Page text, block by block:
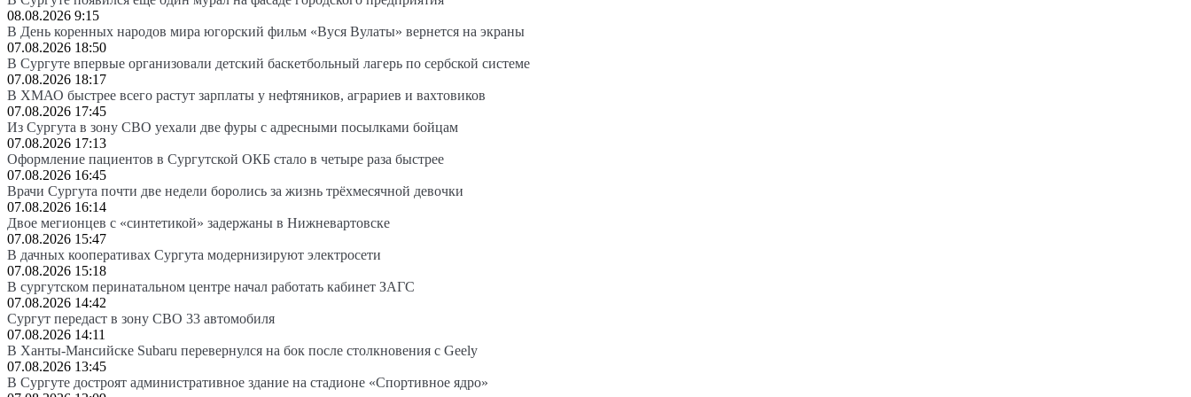
08.08.2026 9:15
В День коренных народов мира югорский фильм «Вуся Вулаты» вернется на экраны
07.08.2026 18:50
В Сургуте впервые организовали детский баскетбольный лагерь по сербской системе
07.08.2026 18:17
В ХМАО быстрее всего растут зарплаты у нефтяников, аграриев и вахтовиков
07.08.2026 17:45
Из Сургута в зону СВО уехали две фуры с адресными посылками бойцам
07.08.2026 17:13
Оформление пациентов в Сургутской ОКБ стало в четыре раза быстрее
07.08.2026 16:45
Врачи Сургута почти две недели боролись за жизнь трёхмесячной девочки
07.08.2026 16:14
Двое мегионцев с «синтетикой» задержаны в Нижневартовске
07.08.2026 15:47
В дачных кооперативах Сургута модернизируют электросети
07.08.2026 15:18
В сургутском перинатальном центре начал работать кабинет ЗАГС
07.08.2026 14:42
Сургут передаст в зону СВО 33 автомобиля
07.08.2026 14:11
В Ханты-Мансийске Subaru перевернулся на бок после столкновения с Geely
07.08.2026 13:45
В Сургуте достроят административное здание на стадионе «Спортивное ядро»